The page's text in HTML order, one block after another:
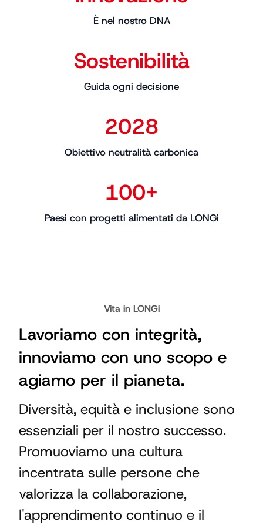
È nel nostro DNA
Sostenibilità
Guida ogni decisione
2028
Obiettivo neutralità carbonica
100+
Paesi con progetti alimentati da LONGi
Vita in LONGi
Lavoriamo con integrità,
innoviamo con uno scopo e
agiamo per il pianeta.
Diversità, equità e inclusione sono
essenziali per il nostro successo.
Promuoviamo una cultura
incentrata sulle persone che
valorizza la collaborazione,
l'apprendimento continuo e il